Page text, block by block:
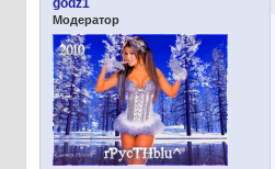
godz1
Модератор